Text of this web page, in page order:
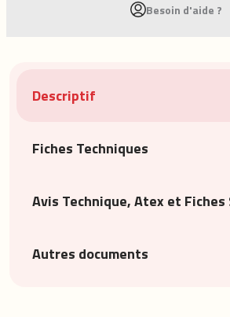
Besoin d'aide ?
Descriptif
Fiches Techniques
Avis Technique, Atex et Fiches
Autres documents